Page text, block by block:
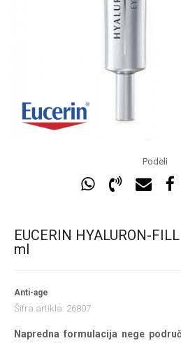
Podeli
EUCERIN HYALURON-
ml
Anti-age
Šifra artikla: 26807
Napredna formulacija nege